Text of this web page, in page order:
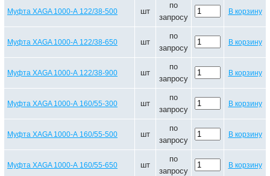
Муфта XAGA 1000-А 122/38-500 шт
по
запросу
В корзину
Муфта XAGA 1000-А 122/38-650 шт
по
запросу
В корзину
Муфта XAGA 1000-А 122/38-900 шт
по
запросу
В корзину
Муфта XAGA 1000-А 160/55-300 шт
по
запросу
В корзину
Муфта XAGA 1000-А 160/55-500 шт
по
запросу
В корзину
Муфта XAGA 1000-А 160/55-650 шт
по
запросу
В корзину